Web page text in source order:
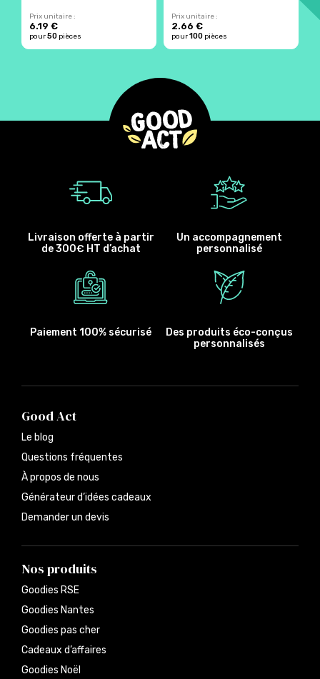
Prix unitaire :
6.19 €
pour50 pièces
Prix unitaire :
2.66 €
pour100 pièces
Livraison offerte à partir
de 300€ HT d’achat
Un accompagnement
personnalisé
Paiement 100% sécurisé
Des produits éco-conçus
personnalisés
Good Act
Le blog
Questions fréquentes
À propos de nous
Générateur d’idées cadeaux
Demander un devis
Nos produits
Goodies RSE
Goodies Nantes
Goodies pas cher
Cadeaux d’affaires
Goodies Noël